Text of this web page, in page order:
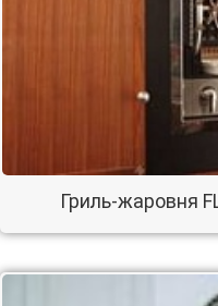
Гриль-жаровня